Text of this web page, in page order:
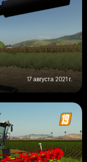
17 августа 2021 г.